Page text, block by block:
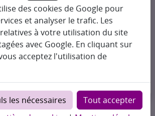
Lisle
des cookies de Google pour
et analyser le trafic. Les
à votre utilisation du site
avec Google. En cliquant sur
acceptez l'utilisation de
les nécessaires
Tout accepter